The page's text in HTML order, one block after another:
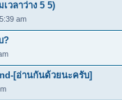
วลาว่าง 5 5)
am
?
[อ่านกันด้วยนะครับ]